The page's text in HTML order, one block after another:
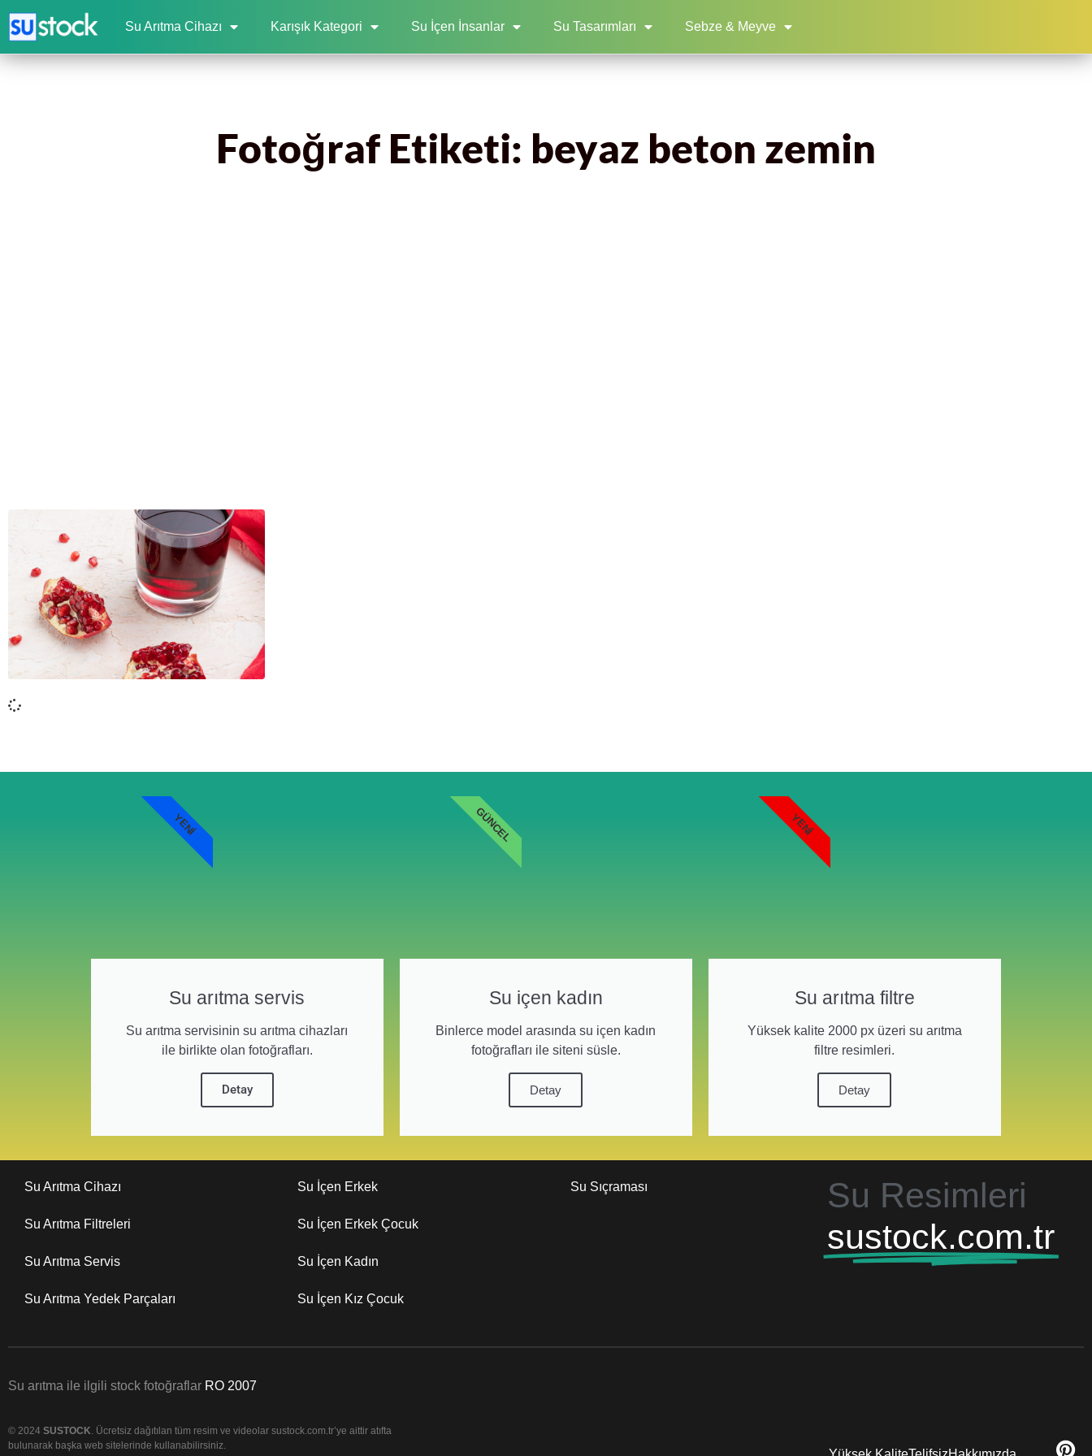
Su Arıtma Cihazı Karışık Kategori Su İçen İnsanlar Su Tasarımları Sebze & Meyve
Fotoğraf Etiketi: beyaz beton zemin
Su arıtma servis
Su arıtma servisinin su arıtma cihazları
ile birlikte olan fotoğrafları.
Detay
YENI
Su içen kadın
Binlerce model arasında su içen kadın
fotoğrafları ile siteni süsle.
Detay
GÜNCEL
Su arıtma filtre
Yüksek kalite 2000 px üzeri su arıtma
filtre resimleri.
Detay
YENI
Su Arıtma Cihazı
Su Arıtma Filtreleri
Su Arıtma Servis
Su Arıtma Yedek Parçaları
Su İçen Erkek
Su İçen Erkek Çocuk
Su İçen Kadın
Su İçen Kız Çocuk
Su Sıçraması
Su Resimleri
sustock.com.tr
Su arıtma ile ilgili stock fotoğraflar RO 2007
© 2024 SUSTOCK. Ücretsiz dağıtılan tüm resim ve videolar sustock.com.tr’ye aittir atıfta
bulunarak başka web sitelerinde kullanabilirsiniz.